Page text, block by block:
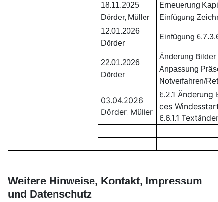
18.11.2025
Dörder, Müller
Erneuerung
Einfügung
12.01.2026
Dörder
Einfügung
22.01.2026
Dörder
Änderung
Anpassung
Notverfahren/
03.04.2026
Dörder, Müller
6.2.1
des
6.6.1.1
Weitere Hinweise, Kontakt, Impressum
und Datenschutz